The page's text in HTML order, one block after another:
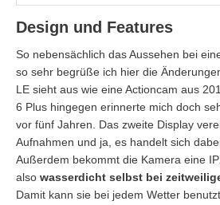
Design und Features
So nebensächlich das Aussehen bei
so sehr begrüße ich hier die
LE sieht aus wie eine Actioncam aus
6 Plus hingegen erinnerte mich doch
vor fünf Jahren. Das zweite Display
Aufnahmen und ja, es handelt sich
Außerdem bekommt die Kamera eine
also wasserdicht selbst bei
Damit kann sie bei jedem Wetter